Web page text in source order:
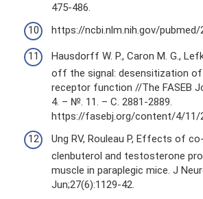
475-486.
https://ncbi.nlm.nih.gov/pubmed/
Hausdorff W. P., Caron M. G.,
off the signal: desensitization of
receptor function //The FASEB
4. – №. 11. – С. 2881-2889.
https://fasebj.org/content/4/11/
Ung RV, Rouleau P, Effects of
clenbuterol and testosterone
muscle in paraplegic mice. J
Jun;27(6):1129-42.